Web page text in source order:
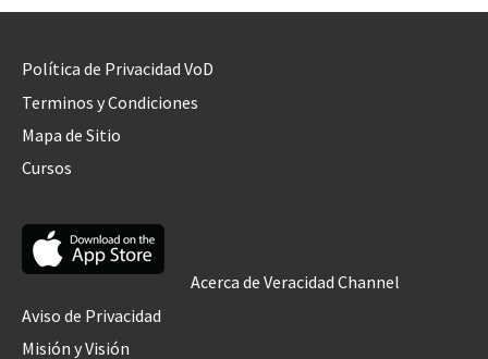
Política de Privacidad VoD
Terminos y Condiciones
Mapa de Sitio
Cursos
Acerca de Veracidad Channel
Aviso de Privacidad
Misión y Visión